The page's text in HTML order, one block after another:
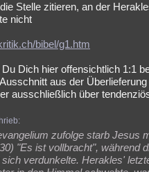
Stelle zitieren, an der
nicht
bibel/g1.htm
Dich hier offensichtlich 1:1
aus der
ausschließlich über
zufolge starb Jesus
"Es ist vollbracht", während
verdunkelte. Herakles'